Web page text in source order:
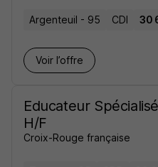
Argenteuil - 95 CDI 30
Voir l’offre
Educateur
H/F
Croix-Rouge française